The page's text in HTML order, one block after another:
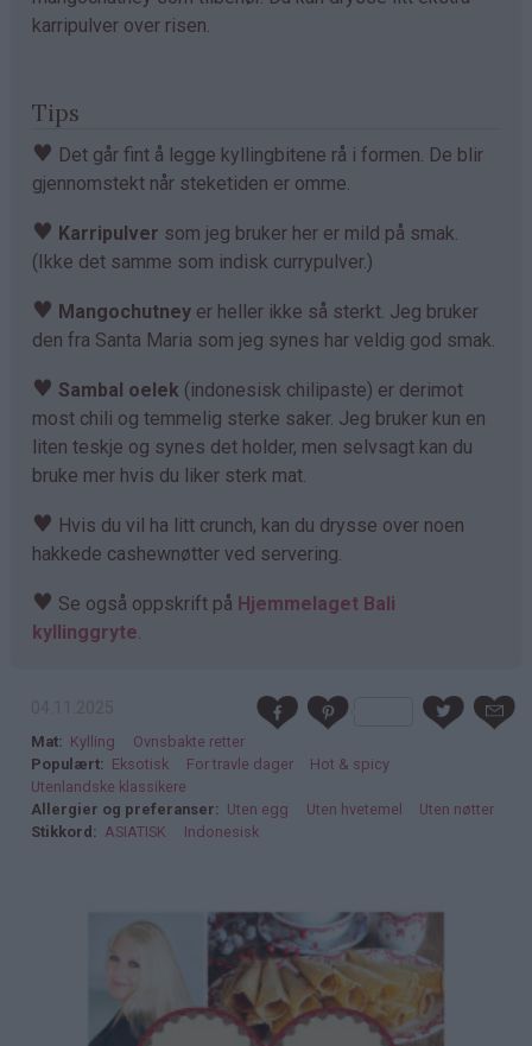
karripulver over risen.
Tips
♥ Det går fint å legge kyllingbitene rå i formen. De blir
gjennomstekt når steketiden er omme.
♥ Karripulver som jeg bruker her er mild på smak.
(Ikke det samme som indisk currypulver.)
♥ Mangochutney er heller ikke så sterkt. Jeg bruker
den fra Santa Maria som jeg synes har veldig god smak.
♥ Sambal oelek (indonesisk chilipaste) er derimot
most chili og temmelig sterke saker. Jeg bruker kun en
liten teskje og synes det holder, men selvsagt kan du
bruke mer hvis du liker sterk mat.
♥ Hvis du vil ha litt crunch, kan du drysse over noen
hakkede cashewnøtter ved servering.
♥ Se også oppskrift på Hjemmelaget Bali
kyllinggryte.
Mat Kylling
Ovnsbakte retter
Populært
Eksotisk For travle dager
Hot & spicy
Utenlandske klassikere
Allergier og preferanser
Uten egg Uten hvetemel
Uten nøtter
Stikkord
ASIATISK Indonesisk